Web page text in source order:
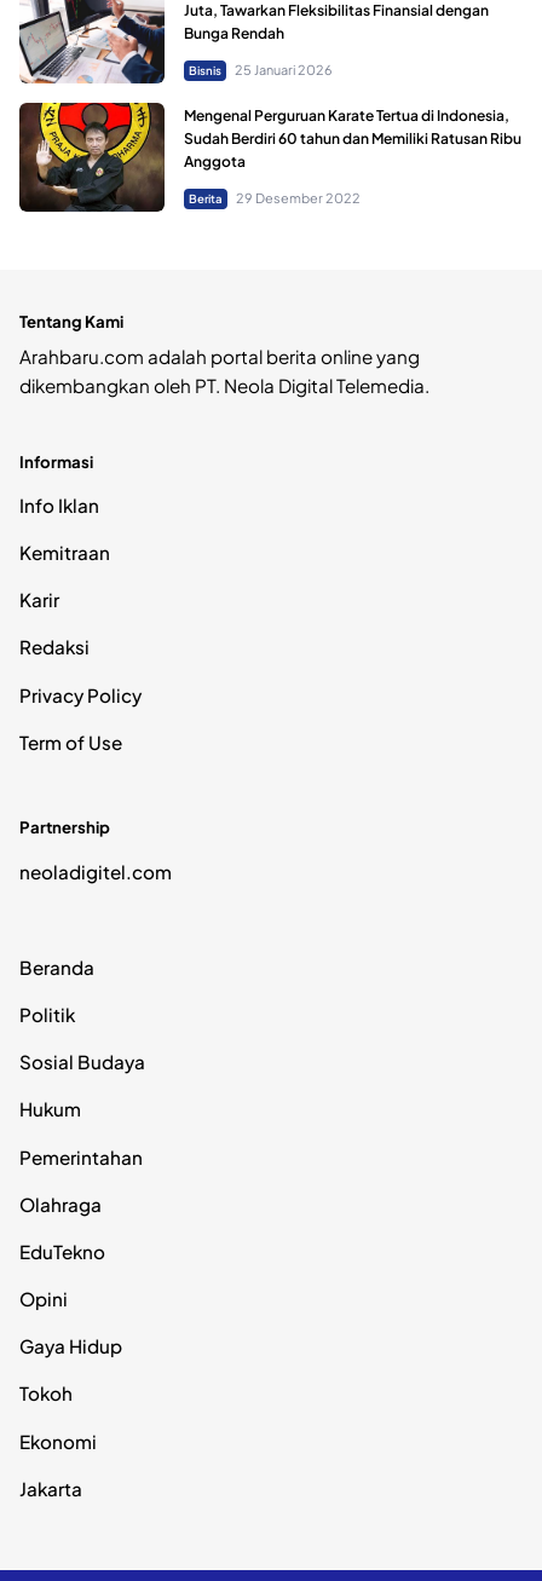
Juta, Tawarkan Fleksibilitas Finansial dengan
Bunga Rendah
Bisnis 25 Januari 2026
Mengenal Perguruan Karate Tertua di Indonesia,
Sudah Berdiri 60 tahun dan Memiliki Ratusan Ribu
Anggota
Berita 29 Desember 2022
Tentang Kami
Arahbaru.com adalah portal berita online yang
dikembangkan oleh PT. Neola Digital Telemedia.
Informasi
Info Iklan
Kemitraan
Karir
Redaksi
Privacy Policy
Term of Use
Partnership
neoladigitel.com
Beranda
Politik
Sosial Budaya
Hukum
Pemerintahan
Olahraga
EduTekno
Opini
Gaya Hidup
Tokoh
Ekonomi
Jakarta